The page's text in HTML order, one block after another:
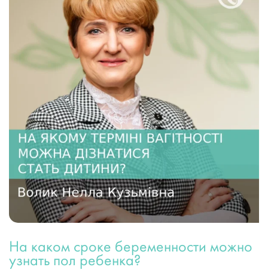
На каком сроке беременности можно
узнать пол ребенка?